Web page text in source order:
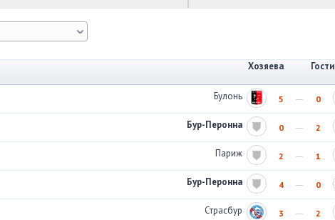
Хозяева Гости
Булонь 5 0
Бур-Перонна 0 2
Париж 2 1
Бур-Перонна 4 0
Страсбур 3 2